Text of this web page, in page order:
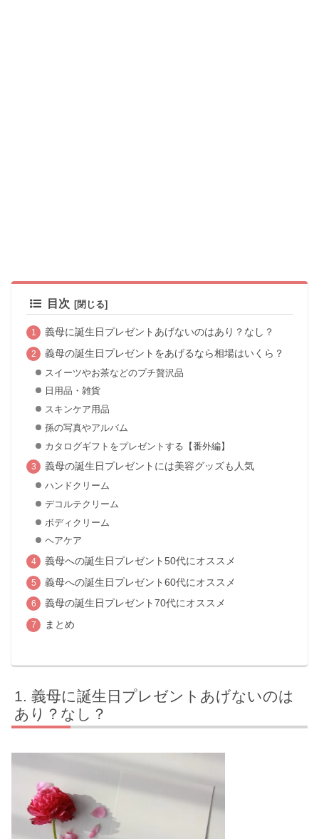
目次
義母に誕生日プレゼントあげないのはあり？なし？
義母の誕生日プレゼントをあげるなら相場はいくら？
スイーツやお茶などのプチ贅沢品
日用品・雑貨
スキンケア用品
孫の写真やアルバム
カタログギフトをプレゼントする【番外編】
義母の誕生日プレゼントには美容グッズも人気
ハンドクリーム
デコルテクリーム
ボディクリーム
ヘアケア
義母への誕生日プレゼント50代にオススメ
義母への誕生日プレゼント60代にオススメ
義母の誕生日プレゼント70代にオススメ
まとめ
義母に誕生日プレゼントあげないのは
あり？なし？